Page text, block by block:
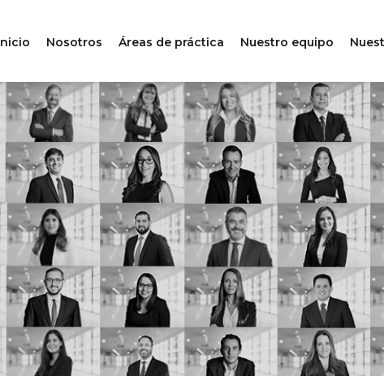
Nosotros Áreas de práctica Nuestro equipo